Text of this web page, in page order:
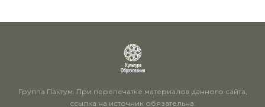
Группа Пактум. При перепечатке материалов данного сайта,
ссылка на источник обязательна.